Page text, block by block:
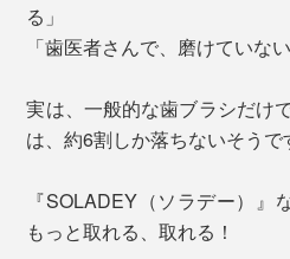
る」
「歯医者さんで、磨けていな
実は、一般的な歯ブラシだけ
は、約6割しか落ちないそうで
『SOLADEY（ソラデー）』
もっと取れる、取れる！